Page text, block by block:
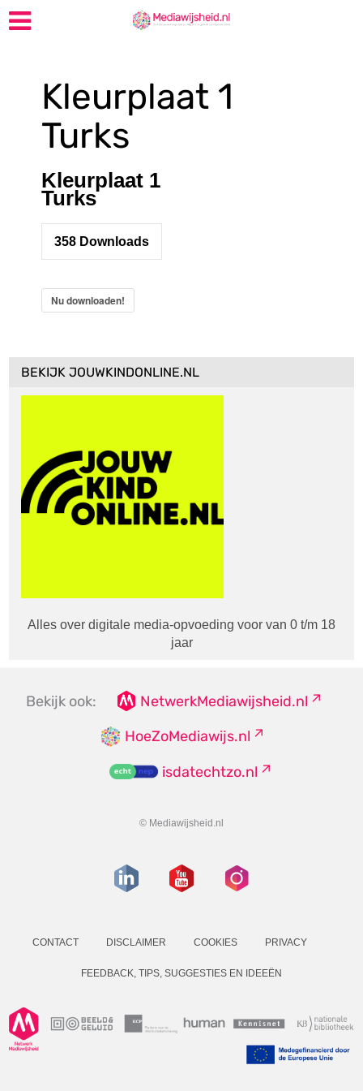
Kleurplaat 1
Turks
Kleurplaat 1
Turks
358 Downloads
Nu downloaden!
BEKIJK JOUWKINDONLINE.NL
Alles over digitale media-opvoeding voor van 0 t/m 18
jaar
Bekijk ook:
NetwerkMediawijsheid.nl
HoeZoMediawijs.nl
isdatechtzo.nl
© Mediawijsheid.nl
CONTACT DISCLAIMER COOKIES PRIVACY
FEEDBACK, TIPS, SUGGESTIES EN IDEEËN